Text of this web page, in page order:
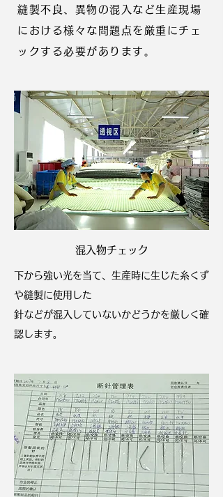
縫製不良、異物の混入など生産現場
における様々な問題点を厳重にチェ
ックする必要があります。
混入物チェック
下から強い光を当て、生産時に生じた糸くず
や縫製に使用した
針などが混入していないかどうかを厳しく確
認します。